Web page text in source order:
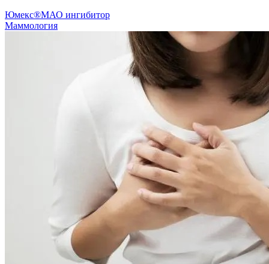
Юмекс®МАО ингибитор
Маммология